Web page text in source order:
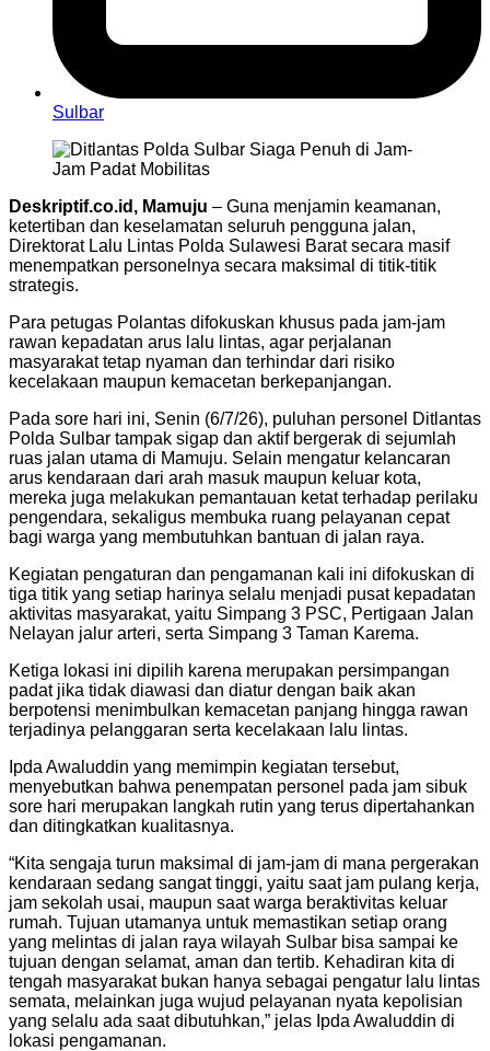
Sulbar
Deskriptif.co.id, Mamuju – Guna menjamin keamanan,
ketertiban dan keselamatan seluruh pengguna jalan,
Direktorat Lalu Lintas Polda Sulawesi Barat secara masif
menempatkan personelnya secara maksimal di titik‑titik
strategis.
Para petugas Polantas difokuskan khusus pada jam‑jam
rawan kepadatan arus lalu lintas, agar perjalanan
masyarakat tetap nyaman dan terhindar dari risiko
kecelakaan maupun kemacetan berkepanjangan.
Pada sore hari ini, Senin (6/7/26), puluhan personel Ditlantas
Polda Sulbar tampak sigap dan aktif bergerak di sejumlah
ruas jalan utama di Mamuju. Selain mengatur kelancaran
arus kendaraan dari arah masuk maupun keluar kota,
mereka juga melakukan pemantauan ketat terhadap perilaku
pengendara, sekaligus membuka ruang pelayanan cepat
bagi warga yang membutuhkan bantuan di jalan raya.
Kegiatan pengaturan dan pengamanan kali ini difokuskan di
tiga titik yang setiap harinya selalu menjadi pusat kepadatan
aktivitas masyarakat, yaitu Simpang 3 PSC, Pertigaan Jalan
Nelayan jalur arteri, serta Simpang 3 Taman Karema.
Ketiga lokasi ini dipilih karena merupakan persimpangan
padat jika tidak diawasi dan diatur dengan baik akan
berpotensi menimbulkan kemacetan panjang hingga rawan
terjadinya pelanggaran serta kecelakaan lalu lintas.
Ipda Awaluddin yang memimpin kegiatan tersebut,
menyebutkan bahwa penempatan personel pada jam sibuk
sore hari merupakan langkah rutin yang terus dipertahankan
dan ditingkatkan kualitasnya.
“Kita sengaja turun maksimal di jam‑jam di mana pergerakan
kendaraan sedang sangat tinggi, yaitu saat jam pulang kerja,
jam sekolah usai, maupun saat warga beraktivitas keluar
rumah. Tujuan utamanya untuk memastikan setiap orang
yang melintas di jalan raya wilayah Sulbar bisa sampai ke
tujuan dengan selamat, aman dan tertib. Kehadiran kita di
tengah masyarakat bukan hanya sebagai pengatur lalu lintas
semata, melainkan juga wujud pelayanan nyata kepolisian
yang selalu ada saat dibutuhkan,” jelas Ipda Awaluddin di
lokasi pengamanan.